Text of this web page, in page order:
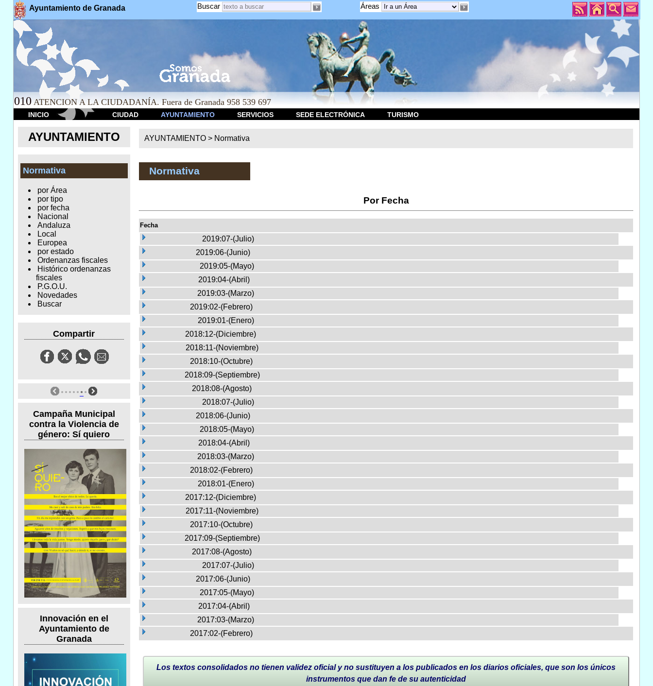
Ayuntamiento de Granada Áreas
Buscar
010 ATENCION A LA CIUDADANÍA. Fuera de Granada 958 539 697
INICIO CIUDAD AYUNTAMIENTO SERVICIOS SEDE ELECTRÓNICA TURISMO
AYUNTAMIENTO
Normativa
por Área
por tipo
por fecha
Nacional
Andaluza
Local
Europea
por estado
Ordenanzas fiscales
Histórico ordenanzas
fiscales
P.G.O.U.
Novedades
Buscar
Compartir
Campaña Municipal
contra la Violencia de
género: Sí quiero
Innovación en el
Ayuntamiento de
Granada
AYUNTAMIENTO > Normativa
Normativa
Por Fecha
Fecha
2019:07-(Julio)
2019:06-(Junio)
2019:05-(Mayo)
2019:04-(Abril)
2019:03-(Marzo)
2019:02-(Febrero)
2019:01-(Enero)
2018:12-(Diciembre)
2018:11-(Noviembre)
2018:10-(Octubre)
2018:09-(Septiembre)
2018:08-(Agosto)
2018:07-(Julio)
2018:06-(Junio)
2018:05-(Mayo)
2018:04-(Abril)
2018:03-(Marzo)
2018:02-(Febrero)
2018:01-(Enero)
2017:12-(Diciembre)
2017:11-(Noviembre)
2017:10-(Octubre)
2017:09-(Septiembre)
2017:08-(Agosto)
2017:07-(Julio)
2017:06-(Junio)
2017:05-(Mayo)
2017:04-(Abril)
2017:03-(Marzo)
2017:02-(Febrero)
Los textos consolidados no tienen validez oficial y no sustituyen a los publicados en los diarios oficiales, que son los únicos
instrumentos que dan fe de su autenticidad